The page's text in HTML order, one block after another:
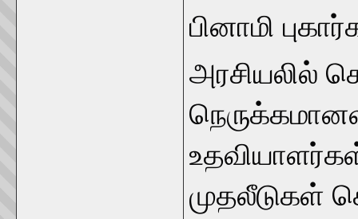
பினாமி
அரசியலில்
முதலீடுகள்